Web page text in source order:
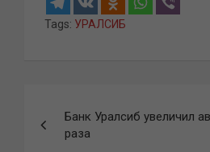
Tags: УРАЛСИБ
по
Банк Уралсиб увеличил
раза